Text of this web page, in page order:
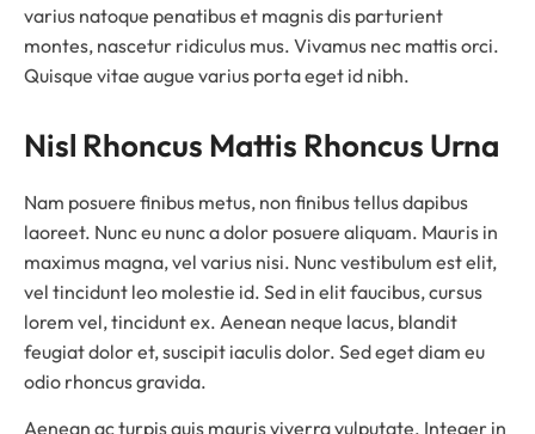
varius natoque penatibus et magnis dis parturient
montes, nascetur ridiculus mus. Vivamus nec mattis orci.
Quisque vitae augue varius porta eget id nibh.
Nisl Rhoncus Mattis Rhoncus Urna
Nam posuere finibus metus, non finibus tellus dapibus
laoreet. Nunc eu nunc a dolor posuere aliquam. Mauris in
maximus magna, vel varius nisi. Nunc vestibulum est elit,
vel tincidunt leo molestie id. Sed in elit faucibus, cursus
lorem vel, tincidunt ex. Aenean neque lacus, blandit
feugiat dolor et, suscipit iaculis dolor. Sed eget diam eu
odio rhoncus gravida.
Aenean ac turpis quis mauris viverra vulputate. Integer in